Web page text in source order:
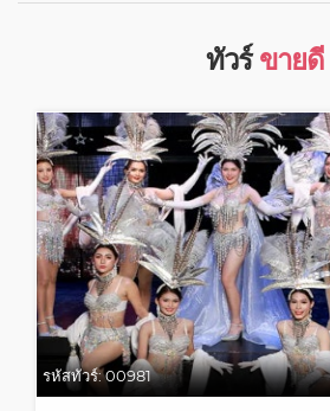
ทัวร์ขายดี
รหัสทัวร์:00981